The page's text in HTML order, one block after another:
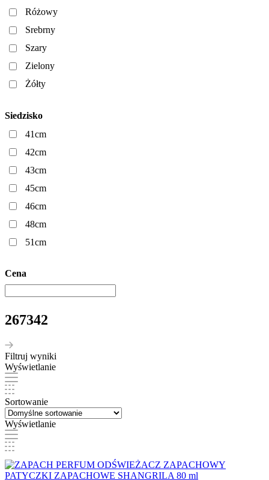
Różowy
Srebrny
Szary
Zielony
Żółty
Siedzisko
41cm
42cm
43cm
45cm
46cm
48cm
51cm
Cena
267342
Filtruj wyniki
Wyświetlanie
Sortowanie
Wyświetlanie